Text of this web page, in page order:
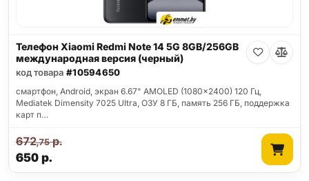
Телефон Xiaomi Redmi Note 14 5G 8GB/256GB
международная версия (черный)
код товара #10594650
смартфон, Android, экран 6.67" AMOLED (1080x2400) 120 Гц,
Mediatek Dimensity 7025 Ultra, ОЗУ 8 ГБ, память 256 ГБ, поддержка
карт п…
650р.
672,75р.